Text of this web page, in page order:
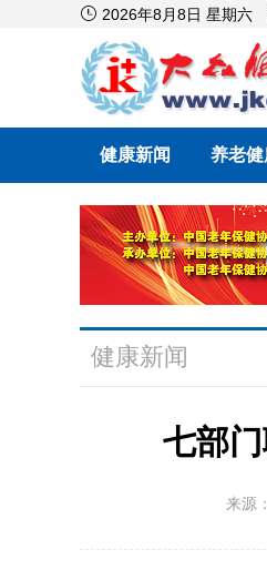
 2026年8月8日 星期六
健康新闻 养老健
健康新闻
七部
来源